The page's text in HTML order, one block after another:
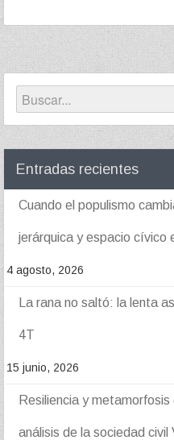
Entradas recientes
Cuando el populismo
jerárquica y espacio cívico
4 agosto, 2026
La rana no saltó: la lenta
4T
15 junio, 2026
Resiliencia y
análisis de la sociedad civil